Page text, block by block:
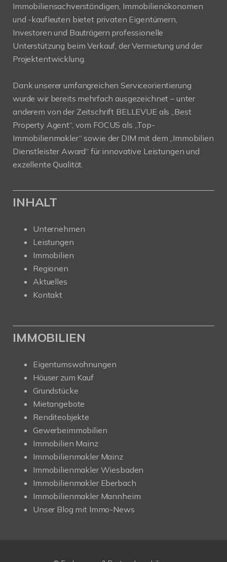
Immobiliensachverständigen, Immobilienökonomen
und -kaufleuten bietet privaten Eigentümern,
Investoren und Bauträgern professionelle
Unterstützung beim Verkauf, der Vermietung und der
Projektentwicklung.
Dank unserer umfangreichen Serviceorientierung
wurde wir bereits mehrfach ausgezeichnet – unter
anderem von der Zeitschrift BELLEVUE als „Best
Property Agent“, vom FOCUS als „Top-
Immobilienmakler“ sowie der DIM mit dem „Immobilien
Dienstleister Award“ für innovative Leistungen und
exzellente Qualität.
INHALT
Unternehmen
Leistungen
Immobilien
Regionen
Aktuelles
Kontakt
IMMOBILIEN
Eigentumswohnungen
Häuser zum Kauf
Grundstücke
Mietangebote
Renditeobjekte
Gewerbeimmobilien
Immobilien Mainz
Immobilienmakler Mainz
Immobilienmakler Wiesbaden
Immobilienmakler Eberbach
Immobilienmakler Mannheim
Unser Blog mit Immo-News